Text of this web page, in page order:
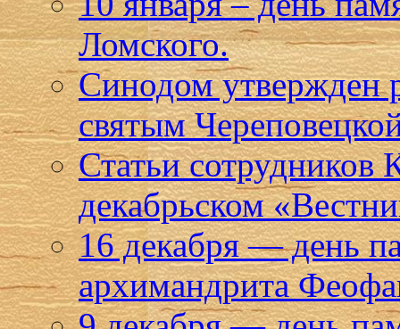
Ломского.
Синодом утвержден
святым
Статьи сотрудников
декабрьском
16 декабря — день
архимандрита